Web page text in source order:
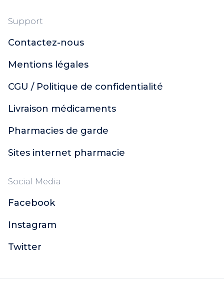
Support
Contactez-nous
Mentions légales
CGU / Politique de confidentialité
Livraison médicaments
Pharmacies de garde
Sites internet pharmacie
Social Media
Facebook
Instagram
Twitter